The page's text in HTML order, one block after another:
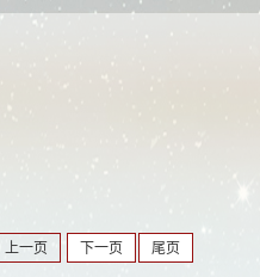
上一页 下一页 尾页